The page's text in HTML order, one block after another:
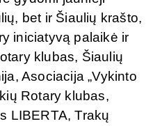
bet ir Šiaulių krašto,
iniciatyvą palaikė ir
klubas, Šiaulių
Asociacija „Vykinto
Rotary klubas,
LIBERTA, Trakų